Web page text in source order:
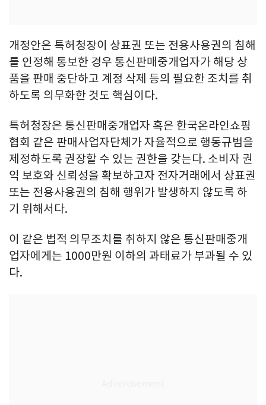
개정안은 특허청장이 상표권 또는 전용사용권의 침해
를 인정해 통보한 경우 통신판매중개업자가 해당 상
품을 판매 중단하고 계정 삭제 등의 필요한 조치를 취
하도록 의무화한 것도 핵심이다.
특허청장은 통신판매중개업자 혹은 한국온라인쇼핑
협회 같은 판매사업자단체가 자율적으로 행동규범을
제정하도록 권장할 수 있는 권한을 갖는다. 소비자 권
익 보호와 신뢰성을 확보하고자 전자거래에서 상표권
또는 전용사용권의 침해 행위가 발생하지 않도록 하
기 위해서다.
이 같은 법적 의무조치를 취하지 않은 통신판매중개
업자에게는 1000만원 이하의 과태료가 부과될 수 있
다.